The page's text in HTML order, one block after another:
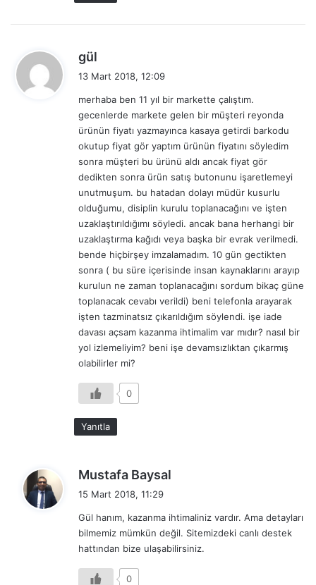
gül
i
k
i
:
13 Mart 2018, 12:09
merhaba ben 11 yıl bir markette çalıştım.
gecenlerde markete gelen bir müşteri reyonda
ürünün fiyatı yazmayınca kasaya getirdi barkodu
okutup fiyat gör yaptım ürünün fiyatını söyledim
sonra müşteri bu ürünü aldı ancak fiyat gör
dedikten sonra ürün satış butonunu işaretlemeyi
unutmuşum. bu hatadan dolayı müdür kusurlu
olduğumu, disiplin kurulu toplanacağını ve işten
uzaklaştırıldığımı söyledi. ancak bana herhangi bir
uzaklaştırma kağıdı veya başka bir evrak verilmedi.
bende hiçbirşey imzalamadım. 10 gün gectikten
sonra ( bu süre içerisinde insan kaynaklarını arayıp
kurulun ne zaman toplanacağını sordum bikaç güne
toplanacak cevabı verildi) beni telefonla arayarak
işten tazminatsız çıkarıldığım söylendi. işe iade
davası açsam kazanma ihtimalim var mıdır? nasıl bir
yol izlemeliyim? beni işe devamsızlıktan çıkarmış
olabilirler mi?
0
Yanıtla
Mustafa Baysal
i
k
i
15 Mart 2018, 11:29
Gül hanım, kazanma ihtimaliniz vardır. Ama detayları
bilmemiz mümkün değil. Sitemizdeki canlı destek
hattından bize ulaşabilirsiniz.
0